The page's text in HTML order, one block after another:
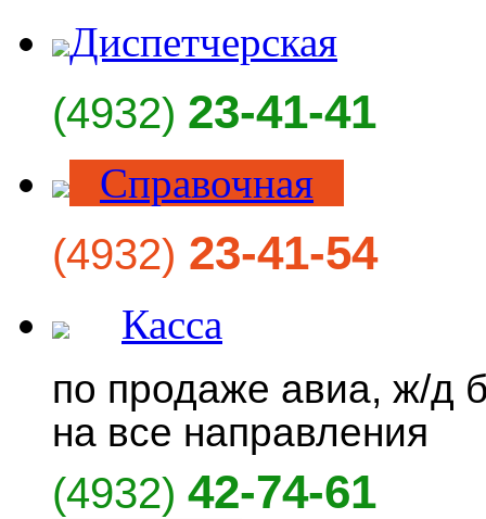
Диспетчерская
(4932) 23-41-41
Справочная
(4932) 23-41-54
Касса
по продаже авиа, ж/д
на все направления
(4932) 42-74-61